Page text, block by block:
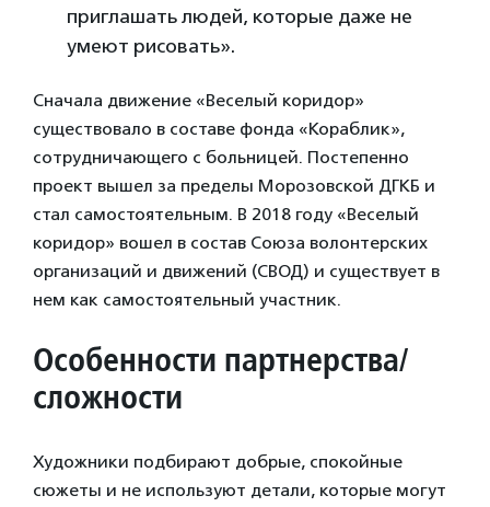
приглашать людей, которые даже не
умеют рисовать».
Сначала движение «Веселый коридор»
существовало в составе фонда «Кораблик»,
сотрудничающего с больницей. Постепенно
проект вышел за пределы Морозовской ДГКБ и
стал самостоятельным. В 2018 году «Веселый
коридор» вошел в состав Союза волонтерских
организаций и движений (СВОД) и существует в
нем как самостоятельный участник.
Особенности партнерства/
сложности
Художники подбирают добрые, спокойные
сюжеты и не используют детали, которые могут